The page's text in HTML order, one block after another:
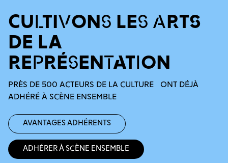
CULTIVONS LES ARTS
DE LA
REPRÉSENTATION
PRÈS DE 500 ACTEURS DE LA CULTURE ONT DÉJÀ
ADHÉRÉ À SCÈNE ENSEMBLE
Avantages adhérents
Adhérer à Scène Ensemble